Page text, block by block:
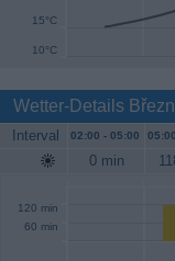
10°C
15°C
Wetter-Details
Interval 02:00 - 05:00
0 min
60 min
120 min